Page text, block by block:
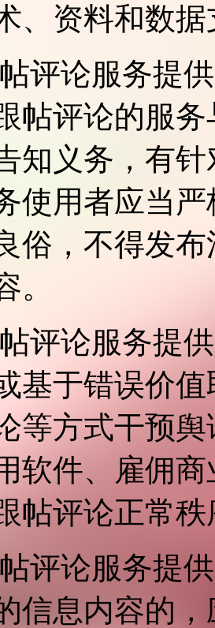
、资料和数
评论服务提
帖评论的服
知义务，有
使用者应当
俗，不得发
。
评论服务提
基于错误价
等方式干预
软件、雇佣
帖评论正常
评论服务提
信息内容的